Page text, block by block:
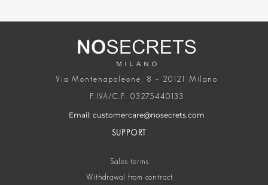
Via Montenapoleone, 8 – 20121 Milano
P.IVA/C.F. 03275440133
Email: customercare@nosecrets.com
SUPPORT
Sales terms
Withdrawal from contract